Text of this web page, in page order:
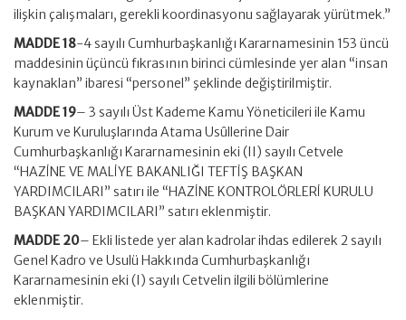
ilişkin çalışmaları, gerekli koordinasyonu sağlayarak yürütmek.”
MADDE 18-4 sayılı Cumhurbaşkanlığı Kararnamesinin 153 üncü
maddesinin üçüncü fıkrasının birinci cümlesinde yer alan “insan
kaynaklan” ibaresi “personel” şeklinde değiştirilmiştir.
MADDE 19– 3 sayılı Üst Kademe Kamu Yöneticileri ile Kamu
Kurum ve Kuruluşlarında Atama Usûllerine Dair
Cumhurbaşkanlığı Kararnamesinin eki (II) sayılı Cetvele
“HAZİNE VE MALİYE BAKANLIĞI TEFTİŞ BAŞKAN
YARDIMCILARI” satırı ile “HAZİNE KONTROLÖRLERİ KURULU
BAŞKAN YARDIMCILARI” satırı eklenmiştir.
MADDE 20– Ekli listede yer alan kadrolar ihdas edilerek 2 sayılı
Genel Kadro ve Usulü Hakkında Cumhurbaşkanlığı
Kararnamesinin eki (I) sayılı Cetvelin ilgili bölümlerine
eklenmiştir.